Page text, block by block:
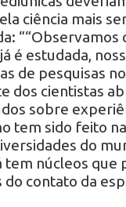
ciência mais
““Observamos
é estudada,
de pesquisas
dos cientistas
sobre
tem sido feito
do
tem núcleos que
do contato da